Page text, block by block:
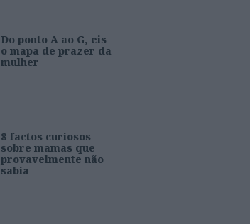
Do ponto A ao G, eis
o mapa de prazer da
mulher
8 factos curiosos
sobre mamas que
provavelmente não
sabia